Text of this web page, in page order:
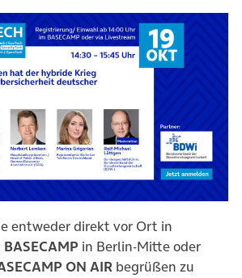
entweder direkt vor Ort in
BASECAMP in Berlin-Mitte oder
ON AIR begrüßen zu